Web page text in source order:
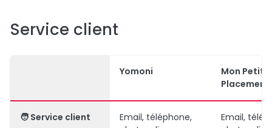
Service client
Yomoni
Mon Petit
Placement
🧑 Service client
Email, téléphone,
Email,